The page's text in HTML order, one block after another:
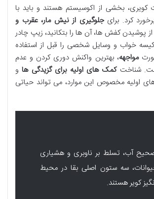
کویری، بخشی از اکوسیستم هستند و باید با
کرد. برایجلوگیری از نیش مار، عقرب و
پوشیدن کفش ها، آن ها را بتکانید، زیپ چادر
کیسه خواب و وسایل شخصی را قبل از استفاده
مواجهه، بهترین واکنش دوری کردن و عدم
شناختکمک های اولیه برای گزیدگی هاو
اولیه مخصوص این موارد، می تواند حیاتی
آب، تسلط بر ناوبری و هشیاری
سه ستون اصلی بقا در محیط
کویر هستند.